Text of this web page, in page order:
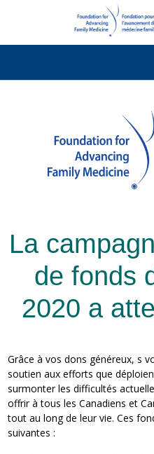
La
de fonds
2020 a
Grâce à vos dons généreux, s
soutien aux efforts que
surmonter les difficultés
offrir à tous les Canadiens et
tout au long de leur vie. Ces
suivantes :